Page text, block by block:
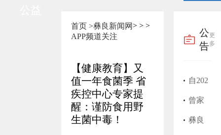
首页 >彝良新闻网>
APP频道
>
关注
>
【健康教育】又
值一年食菌季 省
疾控中心专家提
醒：谨防食用野
生菌中毒！
公
告
更
多
自202
5年1
月开
曾家
富医
彝良